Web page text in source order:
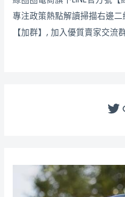
專注政策熱點解讀掃描右邊
【加群】, 加入優質賣家交流